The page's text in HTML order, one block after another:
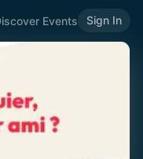
Events Sign In